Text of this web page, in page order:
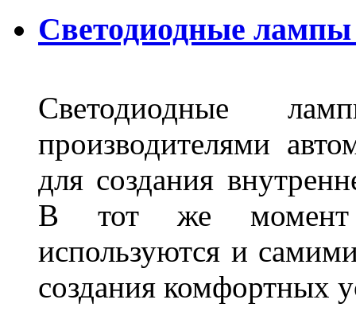
Светодиодные
Светодиодные
производителями
для создания
В тот же момент
используются и
создания комфортных